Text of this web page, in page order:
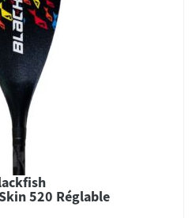
520 Réglable